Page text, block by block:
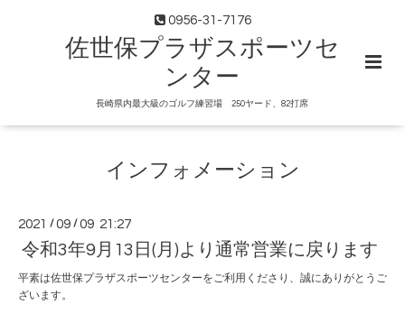
0956-31-7176
佐世保プラザスポーツセ
ンター
長崎県内最大級のゴルフ練習場 250ヤード、82打席
インフォメーション
2021 /09 /09 21:27
令和3年9月13日(月)より通常営業に戻ります
平素は佐世保プラザスポーツセンターをご利用くださり、誠にありがとうご
ざいます。